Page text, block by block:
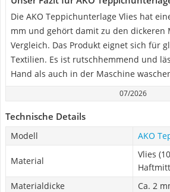
Die AKO Teppichunterlage Vlies hat
mm und gehört damit zu den dickeren
Vergleich. Das Produkt eignet sich für
Textilien. Es ist rutschhemmend und
Hand als auch in der Maschine
07/2026
Technische Details
Modell AKO
Material
Vlies
Materialdicke
Ca. 2